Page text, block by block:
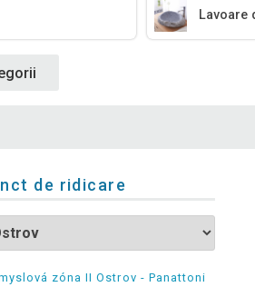
Lavoare
de ridicare
zóna II Ostrov - Panattoni